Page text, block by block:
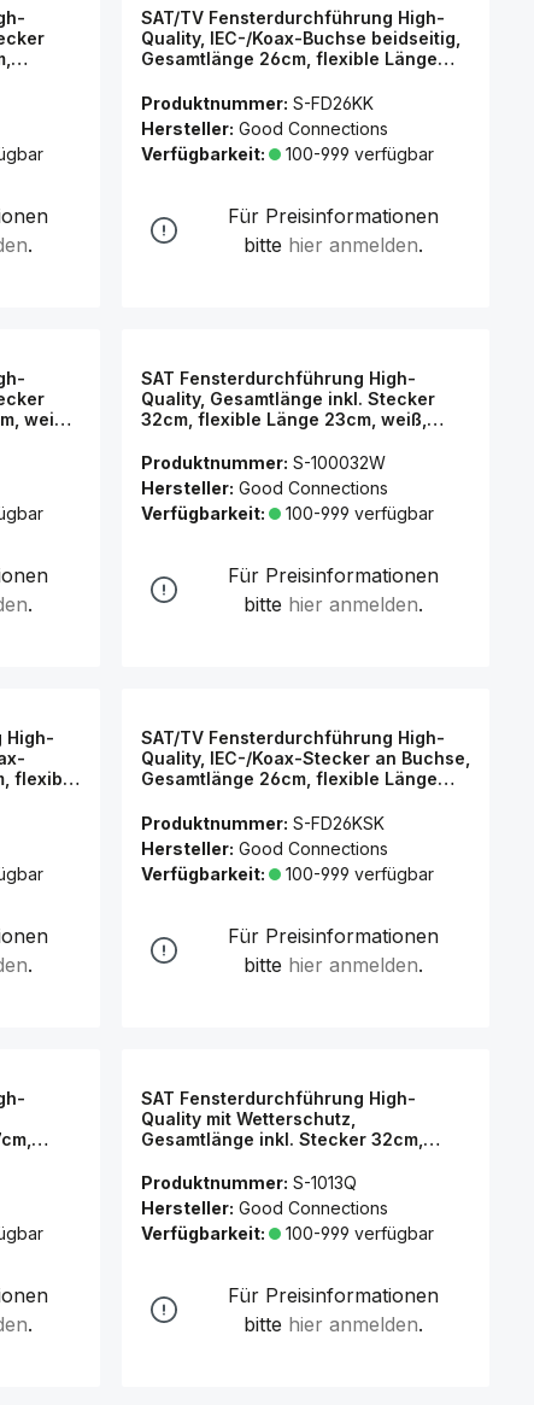
.
SAT/TV Fensterdurchführung High-
Quality, IEC-/Koax-Buchse beidseitig,
Gesamtlänge 26cm, flexible Länge
Connections®
Produktnummer: S-FD26KK
Hersteller: Good Connections
Verfügbarkeit:
100-999 verfügbar
Für Preisinformationen
bitte hier anmelden.
weiß,
.
SAT Fensterdurchführung High-
Quality, Gesamtlänge inkl. Stecker
32cm, flexible Länge 23cm, weiß,
Produktnummer: S-100032W
Hersteller: Good Connections
Verfügbarkeit:
100-999 verfügbar
Für Preisinformationen
bitte hier anmelden.
High-
flexible
.
SAT/TV Fensterdurchführung High-
Quality, IEC-/Koax-Stecker an Buchse,
Gesamtlänge 26cm, flexible Länge
Connections®
Produktnummer: S-FD26KSK
Hersteller: Good Connections
Verfügbarkeit:
100-999 verfügbar
Für Preisinformationen
bitte hier anmelden.
.
SAT Fensterdurchführung High-
Quality mit Wetterschutz,
Gesamtlänge inkl. Stecker 32cm,
Good Connections®
Produktnummer: S-1013Q
Hersteller: Good Connections
Verfügbarkeit:
100-999 verfügbar
Für Preisinformationen
bitte hier anmelden.